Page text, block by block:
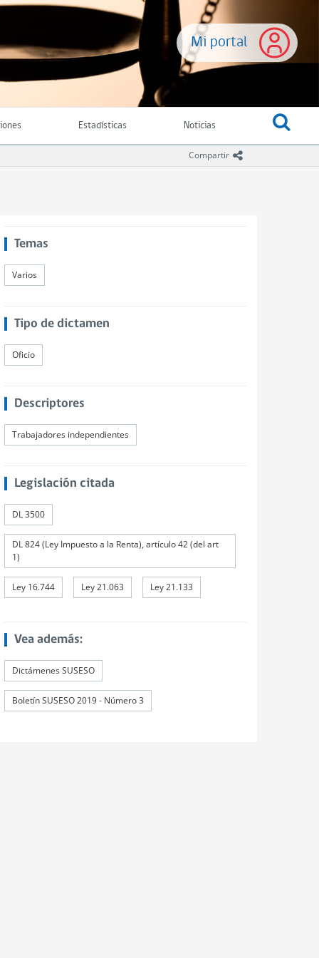
Mi portal
Estadísticas Noticias
Compartir icono compartir
Temas
Varios
Tipo de dictamen
Oficio
Descriptores
Trabajadores independientes
Legislación citada
DL 3500
DL 824 (Ley Impuesto a la Renta), artículo 42 (del art
1)
Ley 16.744 Ley 21.063 Ley 21.133
Vea además:
Dictámenes SUSESO
Boletín SUSESO 2019 - Número 3